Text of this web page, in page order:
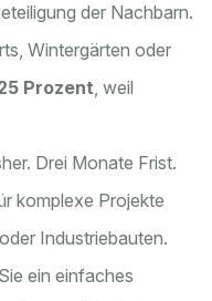
der Nachbarn.
Wintergärten oder
Prozent, weil
Drei Monate Frist.
komplexe Projekte
Industriebauten.
ein einfaches